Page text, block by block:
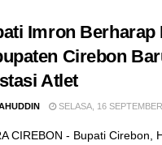
Imron Berharap
Cirebon
Atlet
SELASA, 16
CIREBON - Bupati Cirebon,